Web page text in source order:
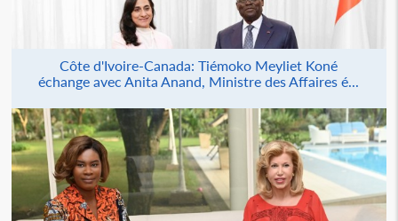
Côte d'Ivoire-Canada: Tiémoko Meyliet Koné
échange avec Anita Anand, Ministre des Affaires é...